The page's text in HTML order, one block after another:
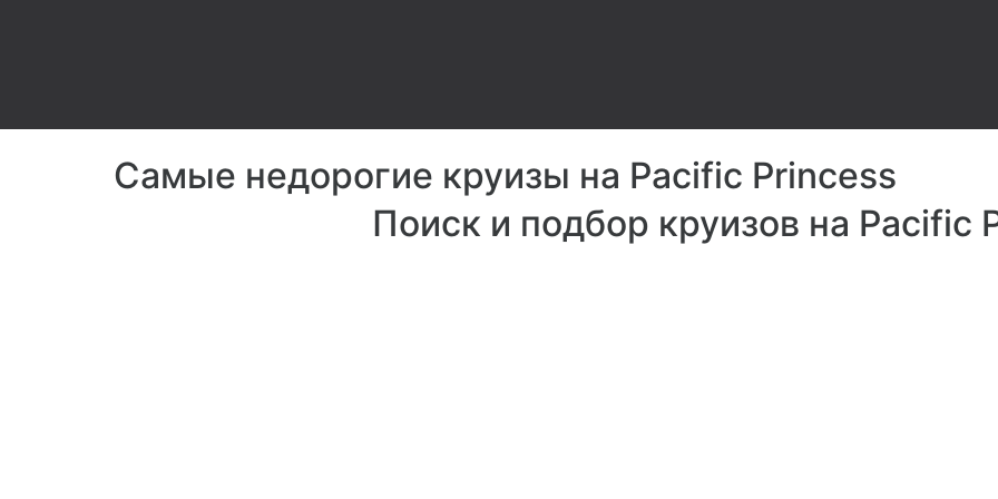
Самые недорогие круизы на Pacific Princess
Поиск и подбор круизов на Pacific